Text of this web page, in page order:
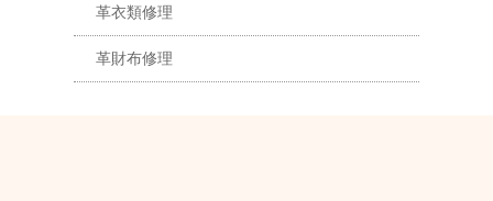
革衣類修理
革財布修理